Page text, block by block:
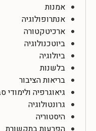
אמנות
אנתרופולוגיה
ארכיטקטורה
ביוטכנולוגיה
ביולוגיה
בלשנות
בריאות הציבור
גיאוגרפיה ולימודי
גרונטולוגיה
היסטוריה